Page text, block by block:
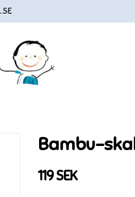
Bambu-
119 SEK